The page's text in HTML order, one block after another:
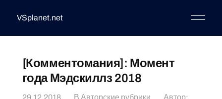
VSplanet.net
[Комментомания]: Момент
года Мэдскиллз 2018
29.12.2018 В Авторские рубрики
Автор: